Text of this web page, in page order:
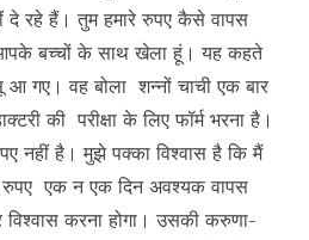
दे रहे हैं। तुम हमारे रुपए कैसे वापस
बच्चों के साथ खेला हूं। यह कहते
वह बोला शन्नों चाची एक बार
की परीक्षा के लिए फॉर्म भरना है।
नहीं है। मुझे पक्का विश्वास है कि मैं
एक न एक दिन अवश्यक वापस
करना होगा। उसकी करुणा-